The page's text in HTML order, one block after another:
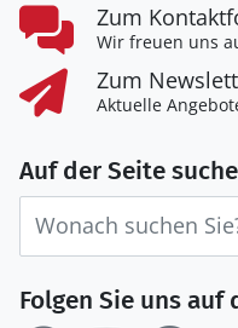
Zum
Wir freuen uns
Zum
Aktuelle
Auf der Seite
Folgen Sie uns auf